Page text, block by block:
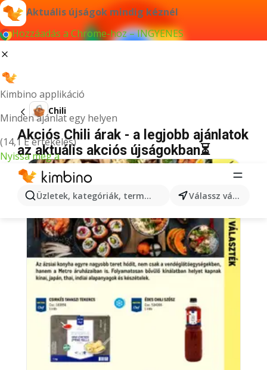
Aktuális újságok mindig kéznél
Hozzáadás a Chrome-hoz – INGYENES
Kimbino applikáció
Minden ajánlat egy helyen
(14,1 E értékelés)
Nyissa meg a
Üzletek, kategóriák, termékek keresése... Válassz várost
Chili
Akciós Chili árak - a legjobb ajánlatok
az aktuális akciós újságokban⏳